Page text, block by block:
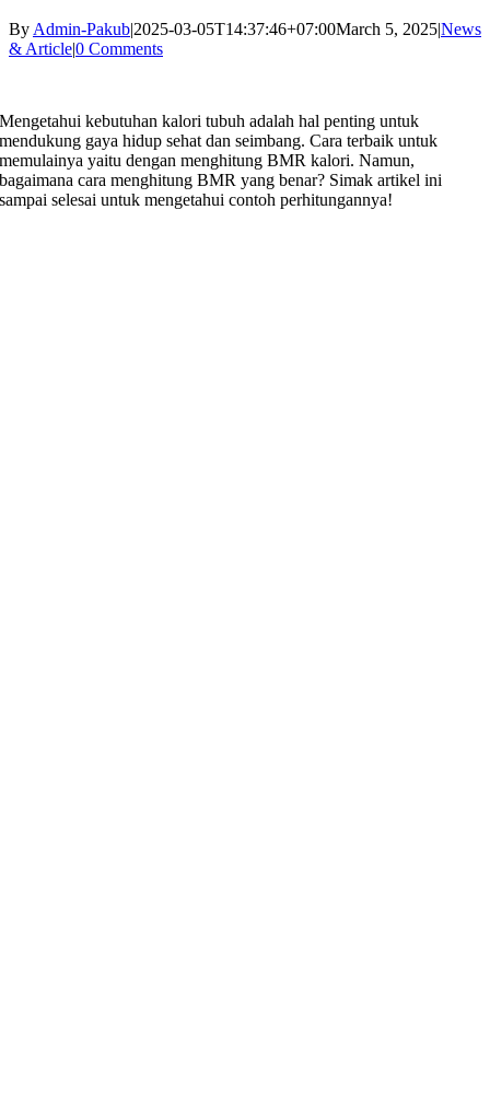
ByAdmin-Pakub|2025-03-05T14:37:46+07:00March 5, 2025|News
& Article|0 Comments
Mengetahui kebutuhan kalori tubuh adalah hal penting untuk
mendukung gaya hidup sehat dan seimbang. Cara terbaik untuk
memulainya yaitu denganmenghitung BMR kalori​. Namun,
bagaimana cara menghitung BMR yang benar? Simak artikel ini
sampai selesai untuk mengetahui contoh perhitungannya!